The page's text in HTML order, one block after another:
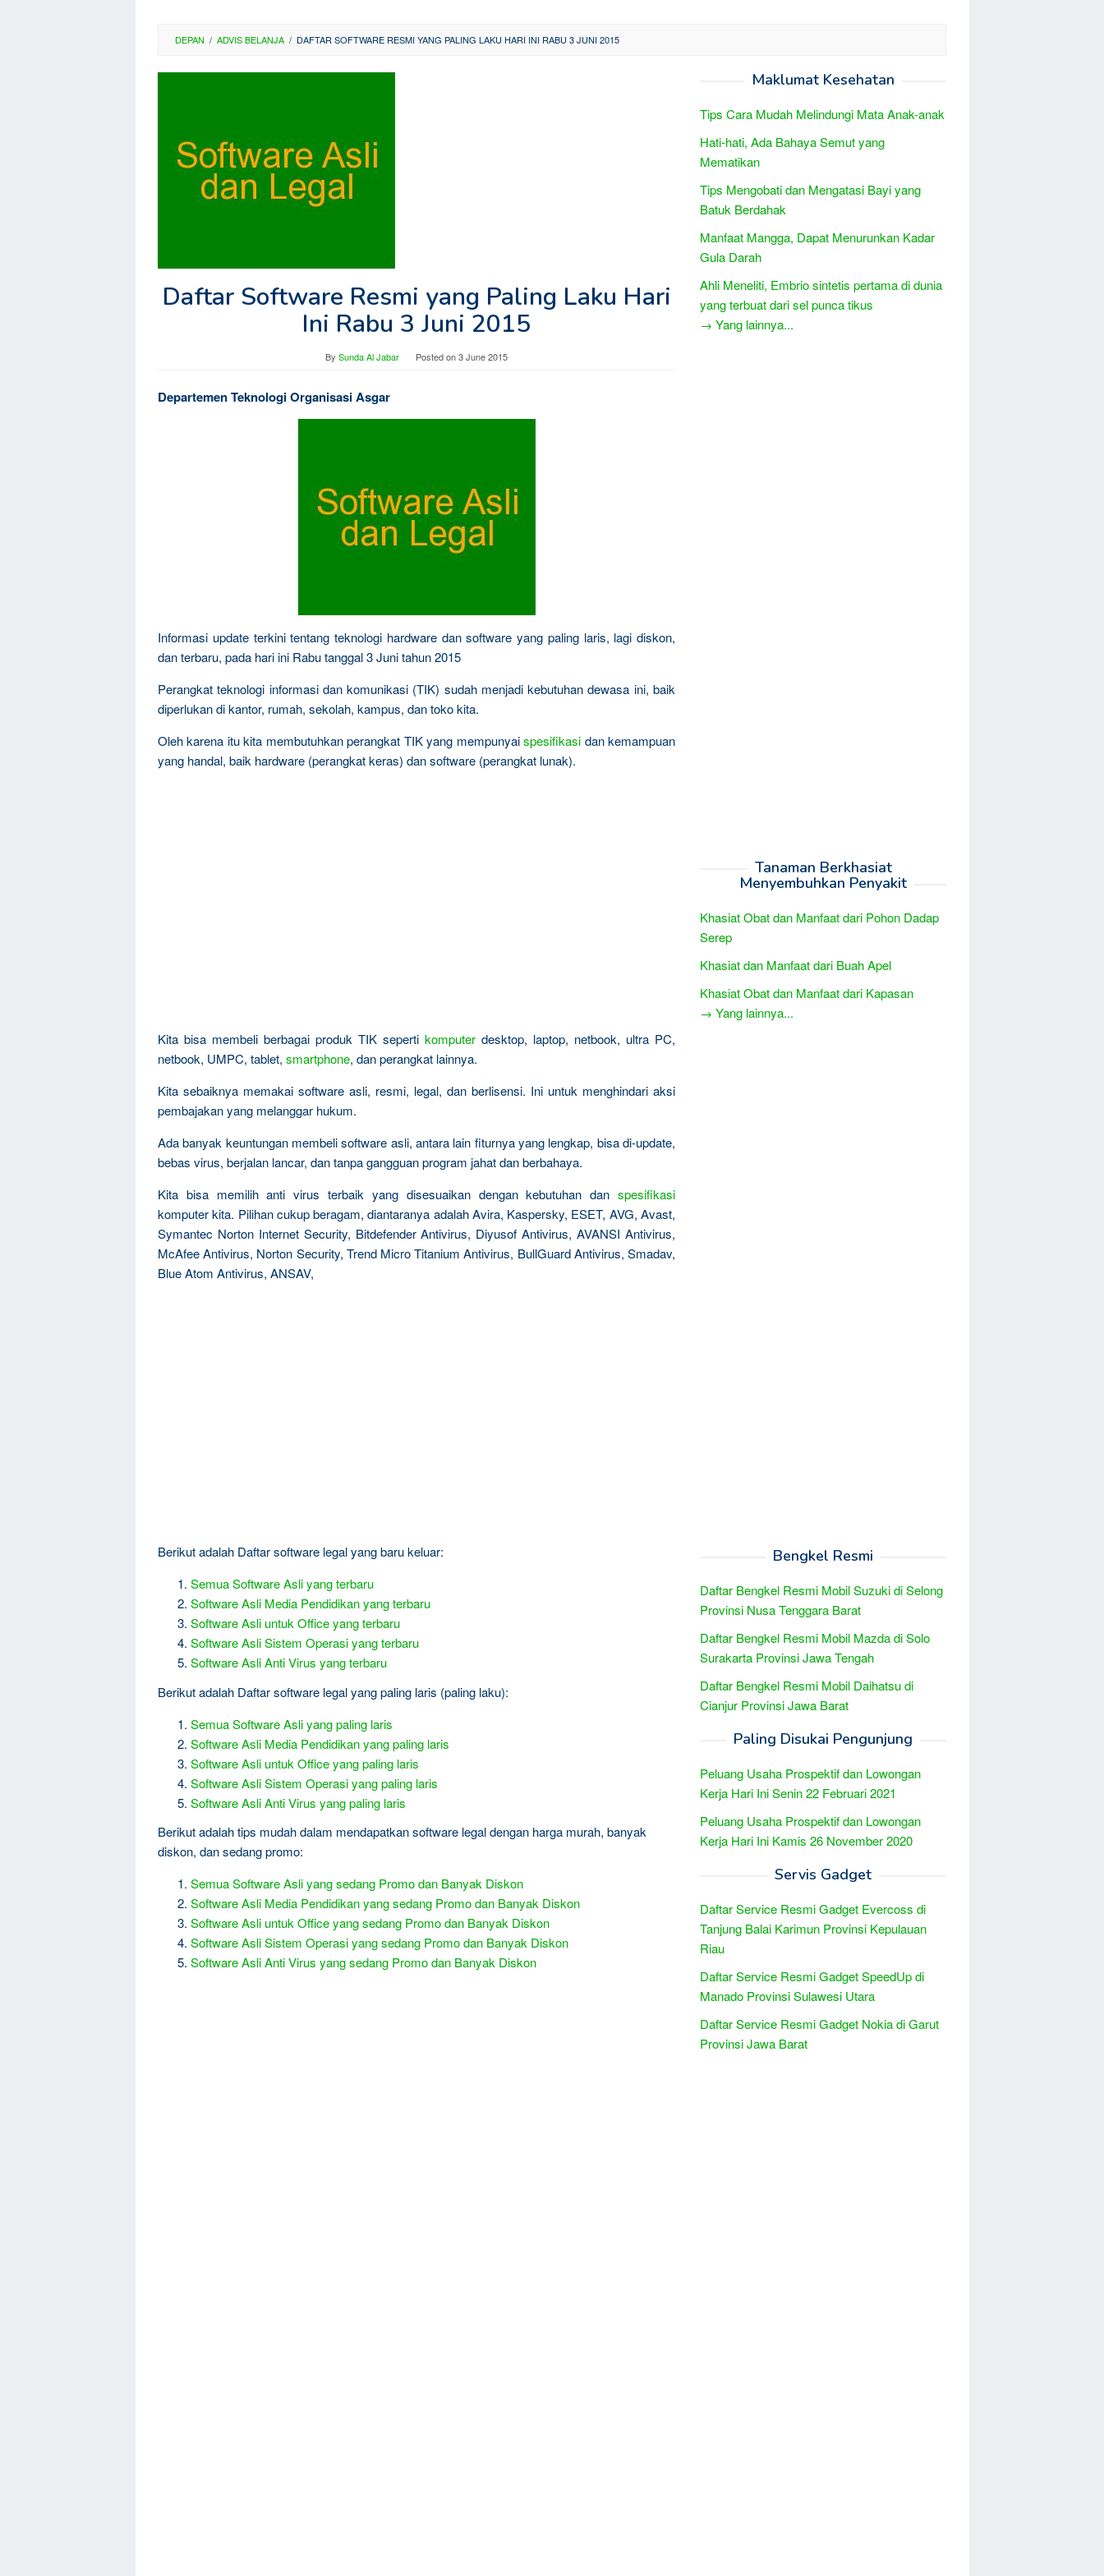
DEPAN / ADVIS BELANJA / DAFTAR SOFTWARE RESMI YANG PALING LAKU HARI INI RABU 3 JUNI 2015
Daftar Software Resmi yang Paling Laku Hari
Ini Rabu 3 Juni 2015
By Sunda Al Jabar Posted on3 June 2015
Departemen Teknologi Organisasi Asgar
Informasi update terkini tentang teknologi hardware dan software yang paling laris, lagi diskon,
dan terbaru, pada hari ini Rabu tanggal 3 Juni tahun 2015
Perangkat teknologi informasi dan komunikasi (TIK) sudah menjadi kebutuhan dewasa ini, baik
diperlukan di kantor, rumah, sekolah, kampus, dan toko kita.
Oleh karena itu kita membutuhkan perangkat TIK yang mempunyaispesifikasi dan kemampuan
yang handal, baik hardware (perangkat keras) dan software (perangkat lunak).
Kita bisa membeli berbagai produk TIK seperti komputer desktop, laptop, netbook, ultra PC,
netbook, UMPC, tablet, smartphone, dan perangkat lainnya.
Kita sebaiknya memakai software asli, resmi, legal, dan berlisensi. Ini untuk menghindari aksi
pembajakan yang melanggar hukum.
Ada banyak keuntungan membeli software asli, antara lain fiturnya yang lengkap, bisa di-update,
bebas virus, berjalan lancar, dan tanpa gangguan program jahat dan berbahaya.
Kita bisa memilih anti virus terbaik yang disesuaikan dengan kebutuhan dan spesifikasi
komputer kita. Pilihan cukup beragam, diantaranya adalah Avira, Kaspersky, ESET, AVG, Avast,
Symantec Norton Internet Security, Bitdefender Antivirus, Diyusof Antivirus, AVANSI Antivirus,
McAfee Antivirus, Norton Security, Trend Micro Titanium Antivirus, BullGuard Antivirus, Smadav,
Blue Atom Antivirus, ANSAV,
Berikut adalah Daftar software legal yang baru keluar:
Semua Software Asli yang terbaru
Software Asli Media Pendidikan yang terbaru
Software Asli untuk Office yang terbaru
Software Asli Sistem Operasi yang terbaru
Software Asli Anti Virus yang terbaru
Berikut adalah Daftar software legal yang paling laris (paling laku):
Semua Software Asli yang paling laris
Software Asli Media Pendidikan yang paling laris
Software Asli untuk Office yang paling laris
Software Asli Sistem Operasi yang paling laris
Software Asli Anti Virus yang paling laris
Berikut adalah tips mudah dalam mendapatkan software legal dengan harga murah, banyak
diskon, dan sedang promo:
Semua Software Asli yang sedang Promo dan Banyak Diskon
Software Asli Media Pendidikan yang sedang Promo dan Banyak Diskon
Software Asli untuk Office yang sedang Promo dan Banyak Diskon
Software Asli Sistem Operasi yang sedang Promo dan Banyak Diskon
Software Asli Anti Virus yang sedang Promo dan Banyak Diskon
Maklumat Kesehatan
Tips Cara Mudah Melindungi Mata Anak-anak
Hati-hati, Ada Bahaya Semut yang
Mematikan
Tips Mengobati dan Mengatasi Bayi yang
Batuk Berdahak
Manfaat Mangga, Dapat Menurunkan Kadar
Gula Darah
Ahli Meneliti, Embrio sintetis pertama di dunia
yang terbuat dari sel punca tikus
→ Yang lainnya...
Tanaman Berkhasiat
Menyembuhkan Penyakit
Khasiat Obat dan Manfaat dari Pohon Dadap
Serep
Khasiat dan Manfaat dari Buah Apel
Khasiat Obat dan Manfaat dari Kapasan
→ Yang lainnya...
Bengkel Resmi
Daftar Bengkel Resmi Mobil Suzuki di Selong
Provinsi Nusa Tenggara Barat
Daftar Bengkel Resmi Mobil Mazda di Solo
Surakarta Provinsi Jawa Tengah
Daftar Bengkel Resmi Mobil Daihatsu di
Cianjur Provinsi Jawa Barat
Paling Disukai Pengunjung
Peluang Usaha Prospektif dan Lowongan
Kerja Hari Ini Senin 22 Februari 2021
Peluang Usaha Prospektif dan Lowongan
Kerja Hari Ini Kamis 26 November 2020
Servis Gadget
Daftar Service Resmi Gadget Evercoss di
Tanjung Balai Karimun Provinsi Kepulauan
Riau
Daftar Service Resmi Gadget SpeedUp di
Manado Provinsi Sulawesi Utara
Daftar Service Resmi Gadget Nokia di Garut
Provinsi Jawa Barat